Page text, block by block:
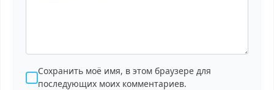
Сохранить моё имя, в этом браузере для
последующих моих комментариев.